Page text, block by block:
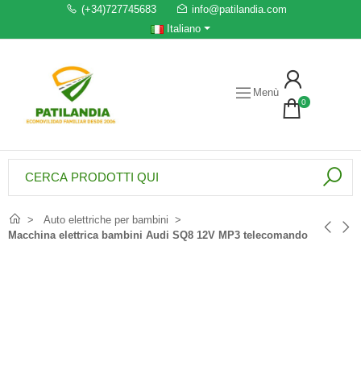
(+34)727745683
info@patilandia.com
Italiano
Menù
0
Auto elettriche per bambini
Macchina elettrica bambini Audi SQ8 12V MP3 telecomando